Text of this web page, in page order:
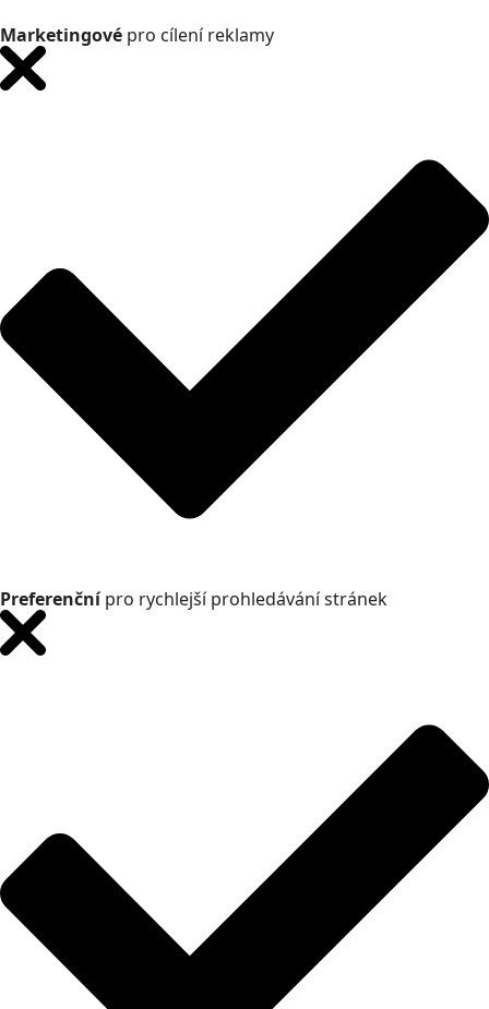
Marketingové pro cílení reklamy
Preferenčnípro rychlejší prohledávání stránek